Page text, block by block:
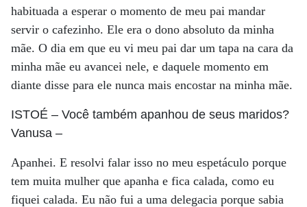
habituada a esperar o momento de meu pai mandar
servir o cafezinho. Ele era o dono absoluto da minha
mãe. O dia em que eu vi meu pai dar um tapa na cara da
minha mãe eu avancei nele, e daquele momento em
diante disse para ele nunca mais encostar na minha mãe.
ISTOÉ – Você também apanhou de seus maridos?
Vanusa –
Apanhei. E resolvi falar isso no meu espetáculo porque
tem muita mulher que apanha e fica calada, como eu
fiquei calada. Eu não fui a uma delegacia porque sabia